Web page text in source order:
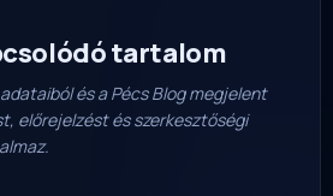
tartalom
és a Pécs Blog megjelent
előrejelzést és szerkesztőségi